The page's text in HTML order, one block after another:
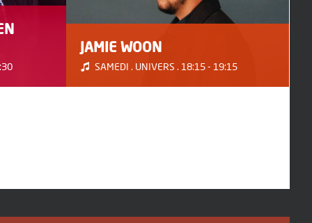
JAMIE WOON
SAMEDI . UNIVERS . 18:15 - 19:15